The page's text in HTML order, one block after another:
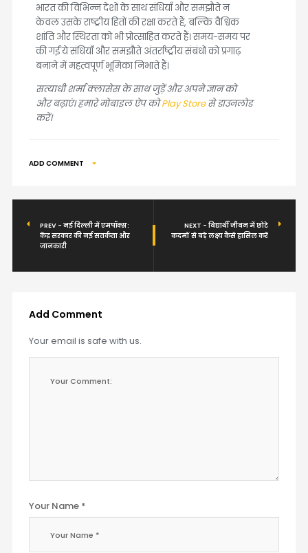
भारत की विभिन्न देशों के साथ संधियाँ और समझौते न
केवल उसके राष्ट्रीय हितों की रक्षा करते हैं, बल्कि वैश्विक
शांति और स्थिरता को भी प्रोत्साहित करते हैं। समय-समय पर
की गईं ये संधियाँ और समझौते अंतर्राष्ट्रीय संबंधों को प्रगाढ़
बनाने में महत्वपूर्ण भूमिका निभाते हैं।
सत्याधी शर्मा क्लासेस के साथ जुड़ें और अपने ज्ञान को
और बढ़ाएं। हमारे मोबाइल ऐप कोPlay Storeसे डाउनलोड
करें।
ADD COMMENT
PREV - नई दिल्ली में एमपॉक्स:
केंद्र सरकार की नई सतर्कता और
जानकारी
NEXT - विद्यार्थी जीवन में छोटे
कदमों से बड़े लक्ष्य कैसे हासिल करें
Add Comment
Your email is safe with us.
Your Name *